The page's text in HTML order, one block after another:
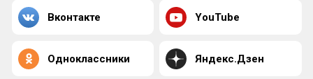
Вконтакте YouTube
Одноклассники Яндекс.Дзен